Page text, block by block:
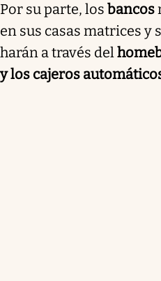
Por su parte, los bancos
en sus casas matrices y
harán a través del
y los cajeros